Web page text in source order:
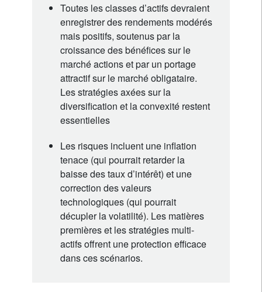
Toutes les classes d’actifs devraient
enregistrer des rendements modérés
mais positifs, soutenus par la
croissance des bénéfices sur le
marché actions et par un portage
attractif sur le marché obligataire.
Les stratégies axées sur la
diversification et la convexité restent
essentielles
Les risques incluent une inflation
tenace (qui pourrait retarder la
baisse des taux d’intérêt) et une
correction des valeurs
technologiques (qui pourrait
décupler la volatilité). Les matières
premières et les stratégies multi-
actifs offrent une protection efficace
dans ces scénarios.